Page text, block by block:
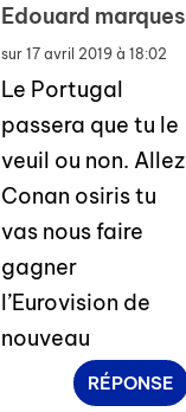
Edouard marques
sur 17 avril 2019 à 18:02
Le Portugal
passera que tu le
veuil ou non. Allez
Conan osiris tu
vas nous faire
gagner
l’Eurovision de
nouveau
RÉPONSE